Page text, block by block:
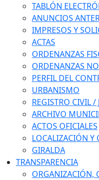
TABLÓN
ANUNCIOS
IMPRESOS Y
ACTAS
ORDENANZAS
ORDENANZAS
PERFIL DEL
URBANISMO
REGISTRO CIVIL
ARCHIVO
ACTOS OFICIALES
LOCALIZACIÓN Y
GIRALDA
TRANSPARENCIA
ORGANIZACIÓN,